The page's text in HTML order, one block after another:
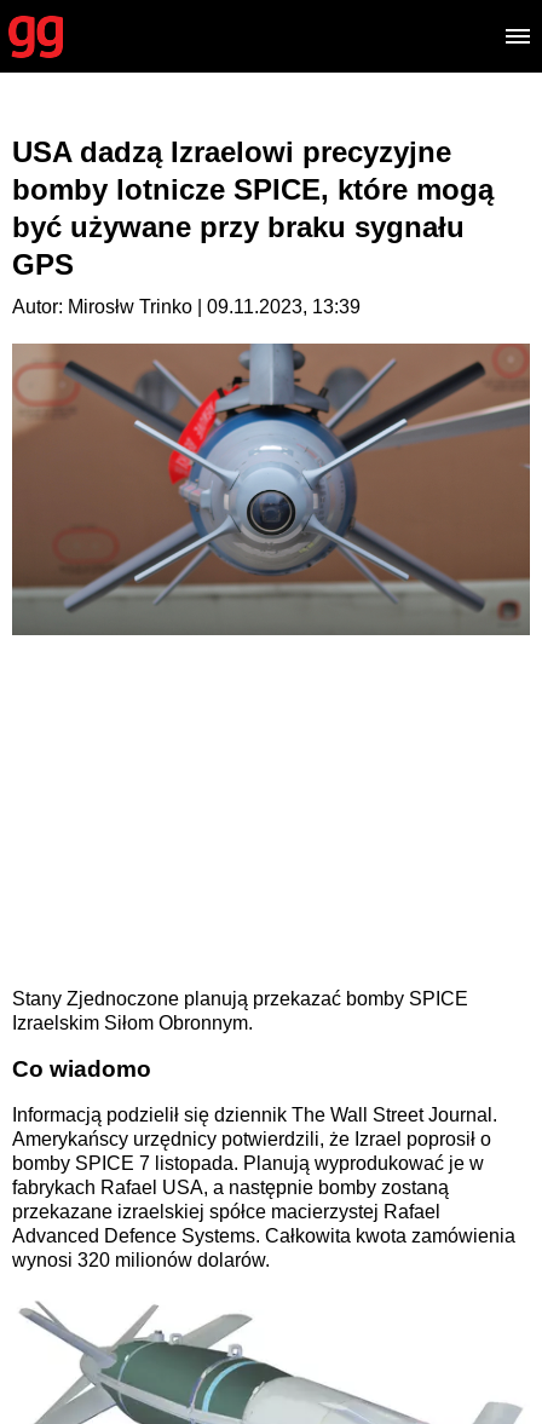
USA dadzą Izraelowi precyzyjne
bomby lotnicze SPICE, które mogą
być używane przy braku sygnału
GPS
Autor: Mirosłw Trinko | 09.11.2023, 13:39
Stany Zjednoczone planują przekazać bomby SPICE
Izraelskim Siłom Obronnym.
Co wiadomo
Informacją podzielił się dziennik The Wall Street Journal.
Amerykańscy urzędnicy potwierdzili, że Izrael poprosił o
bomby SPICE 7 listopada. Planują wyprodukować je w
fabrykach Rafael USA, a następnie bomby zostaną
przekazane izraelskiej spółce macierzystej Rafael
Advanced Defence Systems. Całkowita kwota zamówienia
wynosi 320 milionów dolarów.